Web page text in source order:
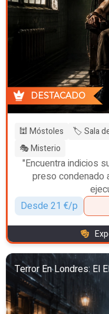
DESTACADO
🕍 Móstoles 🏷️ Sala
🎭 Misterio
"Encuentra indicios
preso condenado
Desde 21 €/p
Terror En Londres: El